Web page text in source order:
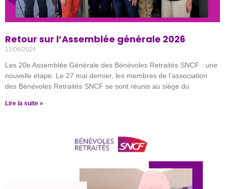
Retour sur l’Assemblée générale 2026
15/06/2026
Les 20e Assemblée Générale des Bénévoles Retraités SNCF : une
nouvelle étape. Le 27 mai dernier, les membres de l’association
des Bénévoles Retraités SNCF se sont réunis au siège du
Lire la suite »